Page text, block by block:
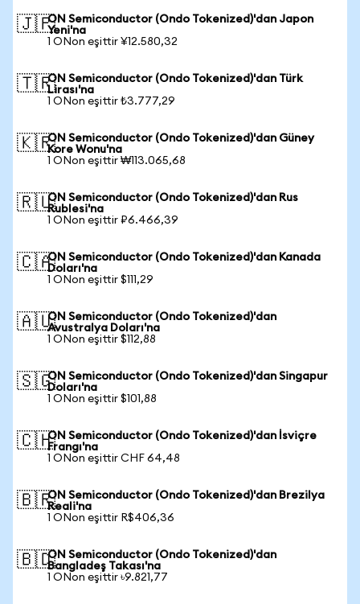
🇯🇵ON Semiconductor (Ondo Tokenized)'dan Japon
Yeni'na
1 ONon eşittir ¥12.580,32
🇹🇷ON Semiconductor (Ondo Tokenized)'dan Türk
Lirası'na
1 ONon eşittir ₺3.777,29
🇰🇷ON Semiconductor (Ondo Tokenized)'dan Güney
Kore Wonu'na
1 ONon eşittir ₩113.065,68
🇷🇺ON Semiconductor (Ondo Tokenized)'dan Rus
Rublesi'na
1 ONon eşittir ₽6.466,39
🇨🇦ON Semiconductor (Ondo Tokenized)'dan Kanada
Doları'na
1 ONon eşittir $111,29
🇦🇺ON Semiconductor (Ondo Tokenized)'dan
Avustralya Doları'na
1 ONon eşittir $112,88
🇸🇬ON Semiconductor (Ondo Tokenized)'dan Singapur
Doları'na
1 ONon eşittir $101,88
🇨🇭ON Semiconductor (Ondo Tokenized)'dan İsviçre
Frangı'na
1 ONon eşittir CHF 64,48
🇧🇷ON Semiconductor (Ondo Tokenized)'dan Brezilya
Reali'na
1 ONon eşittir R$406,36
🇧🇩ON Semiconductor (Ondo Tokenized)'dan
Bangladeş Takası'na
1 ONon eşittir ৳9.821,77